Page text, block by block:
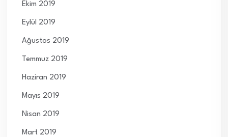
Ekim 2019
Eylül 2019
Ağustos 2019
Temmuz 2019
Haziran 2019
Mayıs 2019
Nisan 2019
Mart 2019